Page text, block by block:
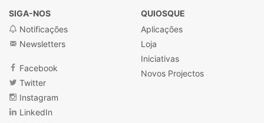
SIGA-NOS
Notificações
Newsletters
Facebook
Twitter
Instagram
LinkedIn
QUIOSQUE
Aplicações
Loja
Iniciativas
Novos Projectos